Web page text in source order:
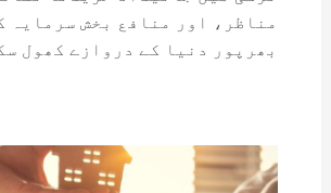
مناظر، اور منافع بخش سرمایہ
بھرپور دنیا کے دروازے کھول